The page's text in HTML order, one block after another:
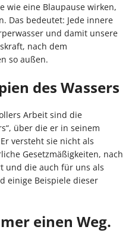
wie eine Blaupause wirken,
Das bedeutet: Jede innere
und damit unsere
nach dem
so außen.
des Wassers
Arbeit sind die
über die er in seinem
versteht sie nicht als
Gesetzmäßigkeiten, nach
und die auch für uns als
einige Beispiele dieser
einen Weg.